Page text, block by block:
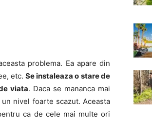
problema. Ea apare din
etc. Se instaleaza o stare de
viata. Daca se mananca mai
nivel foarte scazut. Aceasta
ca de cele mai multe ori